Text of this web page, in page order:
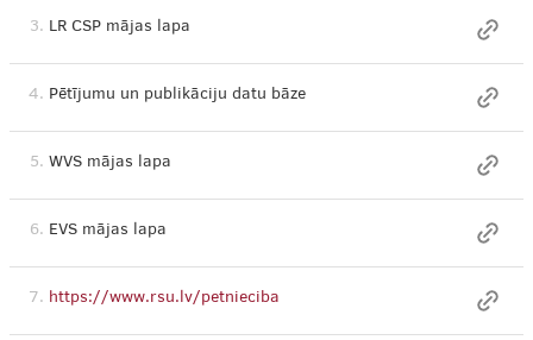
3. LR CSP mājas lapa
4. Pētījumu un publikāciju datu bāze
5. WVS mājas lapa
6. EVS mājas lapa
7. https://www.rsu.lv/petnieciba